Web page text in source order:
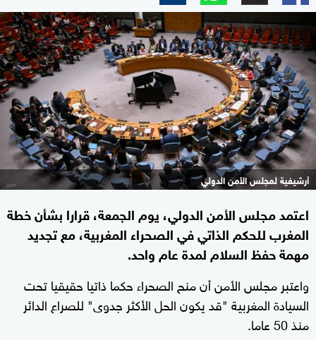
أرشيفية لمجلس الأمن الدولي
اعتمد مجلس الأمن الدولي، يوم الجمعة، قرارا بشأن خطة
المغرب للحكم الذاتي في الصحراء المغربية، مع تجديد
مهمة حفظ السلام لمدة عام واحد.
واعتبر مجلس الأمن أن منح الصحراء حكما ذاتيا حقيقيا تحت
السيادة المغربية "قد يكون الحل الأكثر جدوى" للصراع الدائر
منذ 50 عاما.